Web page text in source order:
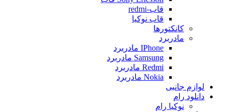
قاب-redmi
قاب نوکیا
کانکتورها
مادربرد
IPhone مادربرد
Samsung مادربرد
Redmi مادربرد
Nokia مادربرد
لوازم جانبی
دانلود رام
نوکیا رام